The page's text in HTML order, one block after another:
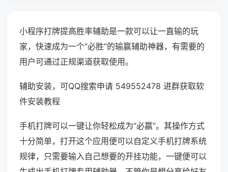
小程序打牌提高胜率辅助是一款可以让一直输的玩
家，快速成为一个“必胜”的输赢辅助神器，有需要的
用户可通过正规渠道获取使用。
辅助安装，可QQ搜索申请 549552478 进群获取软
件安装教程
手机打牌可以一键让你轻松成为“必赢”。其操作方式
十分简单，打开这个应用便可以自定义手机打牌系统
规律，只需要输入自己想要的开挂功能，一键便可以